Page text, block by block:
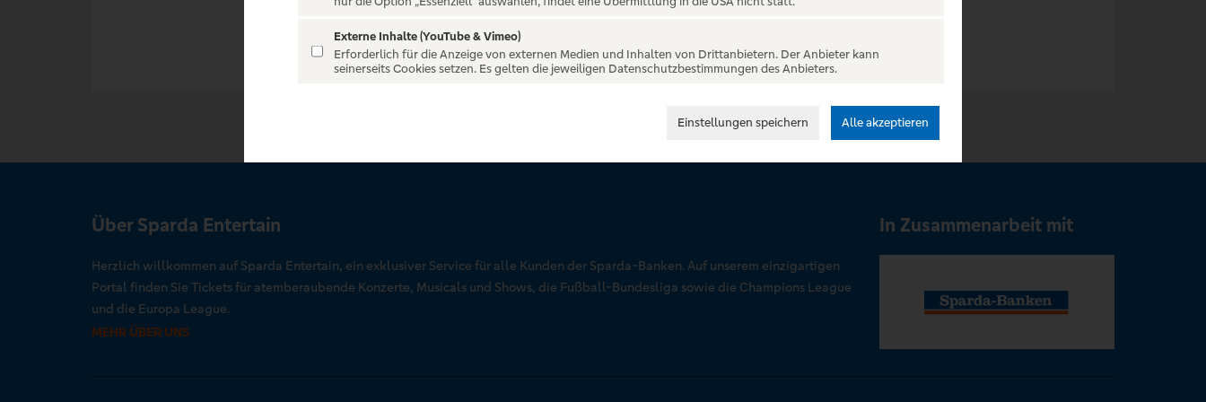
Über Sparda Entertain
Herzlich willkommen auf Sparda Entertain, ein exklusiver Service für alle Kunden der Sparda-Banken. Auf unserem einzigartigen
Portal finden Sie Tickets für atemberaubende Konzerte, Musicals und Shows, die Fußball-Bundesliga sowie die Champions League
und die Europa League.
MEHR ÜBER UNS
In Zusammenarbeit mit
Externe Inhalte (YouTube & Vimeo)
Erforderlich für die Anzeige von externen Medien und Inhalten von Drittanbietern. Der Anbieter kann
seinerseits Cookies setzen. Es gelten die jeweiligen Datenschutzbestimmungen des Anbieters.
Einstellungen speichern Alle akzeptieren